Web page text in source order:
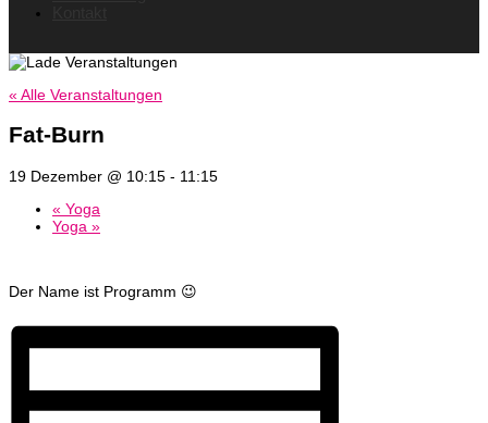
« Alle Veranstaltungen
Fat-Burn
19 Dezember @ 10:15 - 11:15
« Yoga
Yoga »
Der Name ist Programm 😉